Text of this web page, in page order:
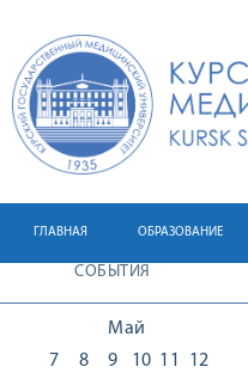
ГЛАВНАЯ ОБРАЗОВАНИЕ
СОБЫТИЯ
Май
7
8
9
10 11
12